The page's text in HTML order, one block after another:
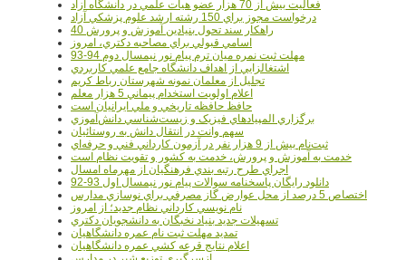
فعاليت بيش از 70 هزار عضو هيات علمي در دانشگاه آزاد
درخواست مجوز براي 150 رشته ارشد علوم پزشکي آزاد
40 راهکار سند تحول بنيادين آموزش و پرورش
اسامي قبولي براي مصاحبه دکتري، امروز
مهلت ثبت نمره میان ترم پیام نور نیمسال دوم 94-93
اشتغالزايي از اهداف دانشگاه جامع علمي کاربردي
تجليل از معلمان نمونه شهرستان رباط کريم
اعلام اولويت استخدام پيماني 5 هزار معلم
حافظ حافظه تاريخي و ملي ايرانيان است
برگزاري المپيادهاي فيزيک و زيست‌شناسي دانش‌آموزي
سهم وانت در انتقال دانش به روستائيان
ثبت‌نام بيش از 9 هزار نفر در آزمون کارداني فني و حرفه‌اي
خدمت به آموزش و پرورش، خدمت به کشور و تقويت نظام است
اجراي طرح رتبه بندي فرهنگيان از مهرماه امسال
دانلود رایگان پاسخنامه سوالات پیام نور نیمسال اول 93-92
اختصاص 5 درصد از محل عوارض گاز مصرفي براي نوسازي مدارس
نام نويسي کارداني نظام جديد؛ از امروز
تسهيلات جديد بنياد نخبگان به دانشجويان دکتري
تمديد مهلت ثبت نام عمره دانشگاهيان
اعلام نتايج قرعه کشي عمره دانشگاهيان